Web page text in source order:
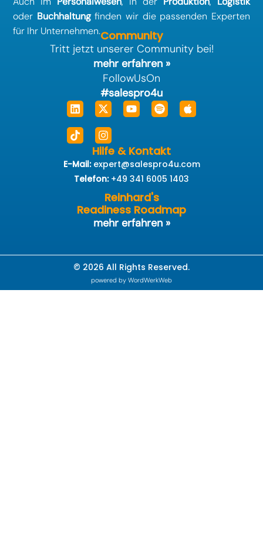
oder Buchhaltungfinden wir die passenden Experten
für Ihr Unternehmen.Community
Tritt jetzt unserer Community bei!
mehr erfahren »
FollowUsOn
#salespro4u
Linkedin
X-
twitter
YoutubeSpotifyApple
TiktokInstagram
Hilfe & Kontakt
E-Mail: expert@salespro4u.com
Telefon: +49 341 6005 1403
Reinhard's
Readiness Roadmap
mehr erfahren »
© 2026 All Rights Reserved.
powered by WordWerkWeb